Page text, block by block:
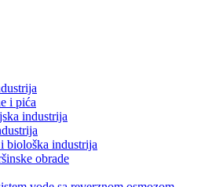
i pića
industrija
biološka industrija
obrade